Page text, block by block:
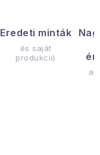
Eredeti minták
és saját
produkció